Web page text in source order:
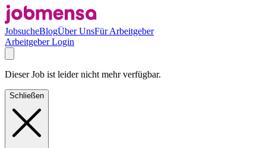
JobsucheBlogÜber UnsFür Arbeitgeber
Arbeitgeber Login
Dieser Job ist leider nicht mehr verfügbar.
Schließen